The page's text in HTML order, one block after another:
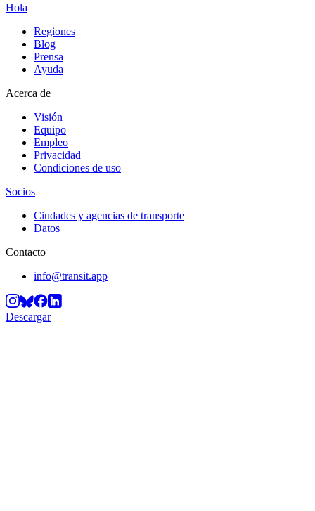
Hola
Regiones
Blog
Prensa
Ayuda
Acerca de
Visión
Equipo
Empleo
Privacidad
Condiciones de uso
Socios
Ciudades y agencias de transporte
Datos
Contacto
info@transit.app
Descargar